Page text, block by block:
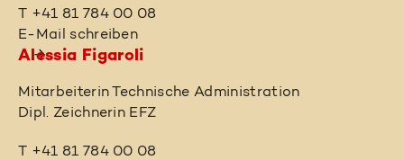
T +41 81 784 00 08
E-Mail schreiben
Alessia Figaroli
Mitarbeiterin Technische Administration
Dipl. Zeichnerin EFZ
T +41 81 784 00 08